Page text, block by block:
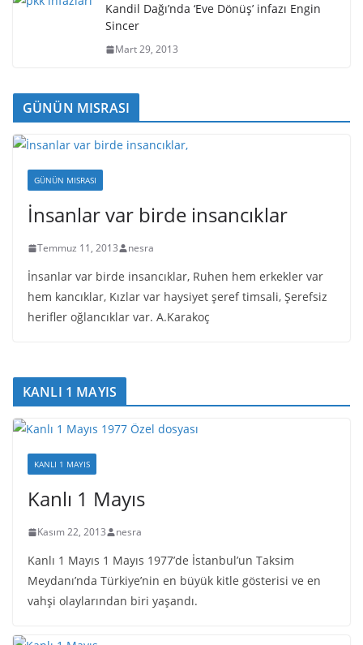
Kandil Dağı’nda ‘Eve Dönüş’ infazı Engin
Sincer
Mart 29, 2013
GÜNÜN MISRASI
GÜNÜN MISRASI
İnsanlar var birde insancıklar
Temmuz 11, 2013 nesra
İnsanlar var birde insancıklar, Ruhen hem erkekler var
hem kancıklar, Kızlar var haysiyet şeref timsali, Şerefsiz
herifler oğlancıklar var. A.Karakoç
KANLI 1 MAYIS
KANLI 1 MAYIS
Kanlı 1 Mayıs
Kasım 22, 2013 nesra
Kanlı 1 Mayıs 1 Mayıs 1977’de İstanbul’un Taksim
Meydanı’nda Türkiye’nin en büyük kitle gösterisi ve en
vahşi olaylarından biri yaşandı.